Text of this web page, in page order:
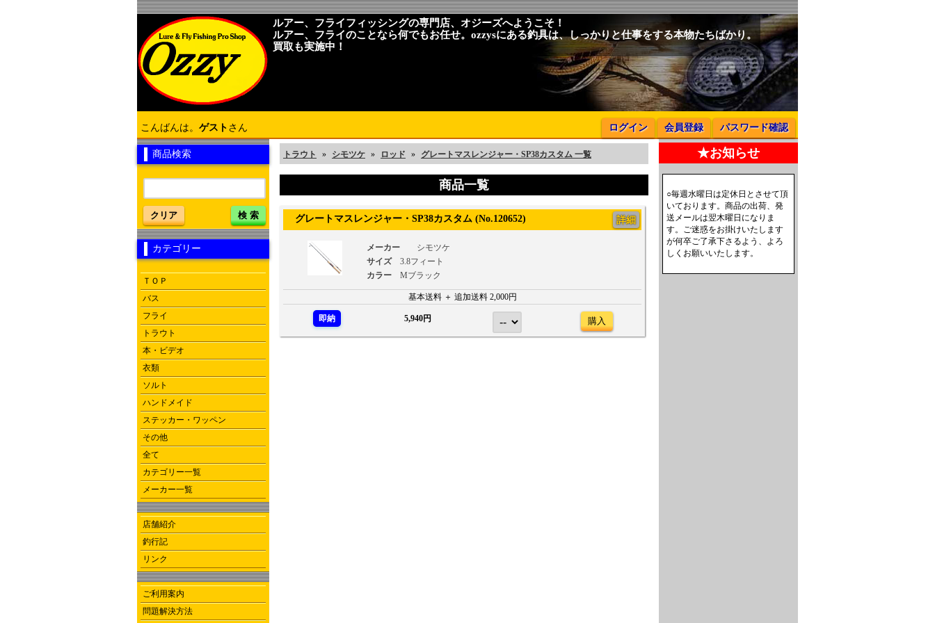
ルアー、フライフィッシングの専門店、オジーズへようこそ！
ルアー、フライのことなら何でもお任せ。ozzysにある釣具は、しっかりと仕事をする本物たちばかり。
買取も実施中！
こんばんは。 ゲスト さん ログイン 会員登録 パスワード確認
商品検索
クリア 検 索
カテゴリー
ＴＯＰ
バス
フライ
トラウト
本・ビデオ
衣類
ソルト
ハンドメイド
ステッカー・ワッペン
その他
全て
カテゴリー一覧
メーカー一覧
店舗紹介
釣行記
リンク
ご利用案内
問題解決方法
トラウト » シモツケ » ロッド » グレートマスレンジャー・SP38カスタム 一覧
商品一覧
グレートマスレンジャー・SP38カスタム (No.120652) 詳細
メーカー
シモツケ
サイズ
3.8フィート
カラー
Mブラック
基本送料 ＋ 追加送料 2,000円
即納 5,940円 購入
★お知らせ
○毎週水曜日は定休日とさせて頂
いております。商品の出荷、発
送メールは翌木曜日になりま
す。ご迷惑をお掛けいたします
が何卒ご了承下さるよう、よろ
しくお願いいたします。